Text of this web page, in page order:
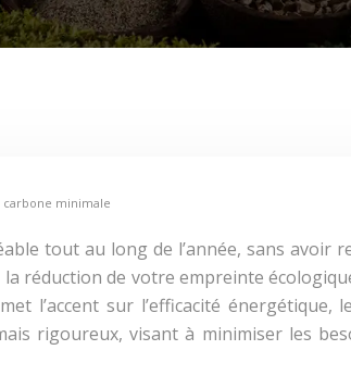
minimale
tout au long de l’année, sans avoir
réduction de votre empreinte
l’accent sur l’efficacité
rigoureux, visant à minimiser les